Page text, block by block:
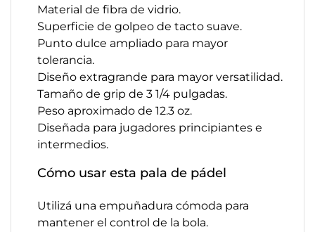
Material de fibra de vidrio.
Superficie de golpeo de tacto suave.
Punto dulce ampliado para mayor
tolerancia.
Diseño extragrande para mayor versatilidad.
Tamaño de grip de 3 1/4 pulgadas.
Peso aproximado de 12.3 oz.
Diseñada para jugadores principiantes e
intermedios.
Cómo usar esta pala de pádel
Utilizá una empuñadura cómoda para
mantener el control de la bola.